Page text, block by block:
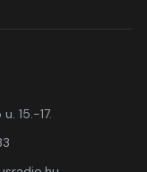
15.-17.